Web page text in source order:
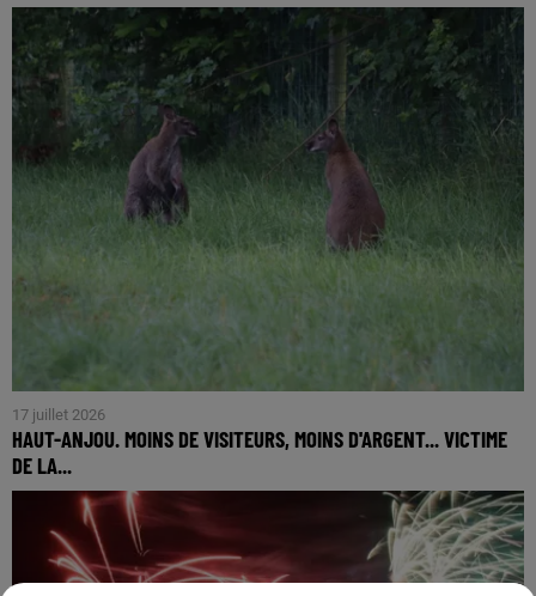
17 juillet 2026
HAUT-ANJOU. MOINS DE VISITEURS, MOINS D'ARGENT... VICTIME
DE LA...